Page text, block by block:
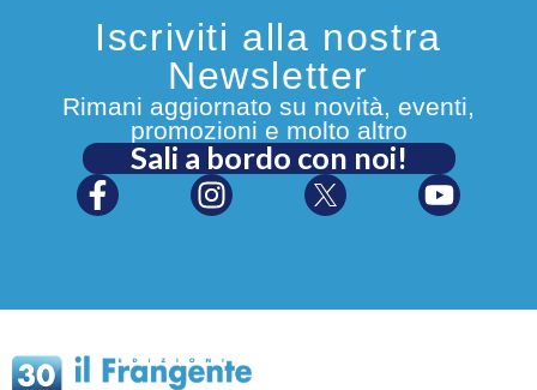
Iscriviti alla nostra
Newsletter
Rimani aggiornato su novità, eventi,
promozioni e molto altro
Sali a bordo con noi!